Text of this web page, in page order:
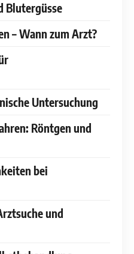
Blutergüsse
– Wann zum Arzt?
Untersuchung
Röntgen und
bei
und